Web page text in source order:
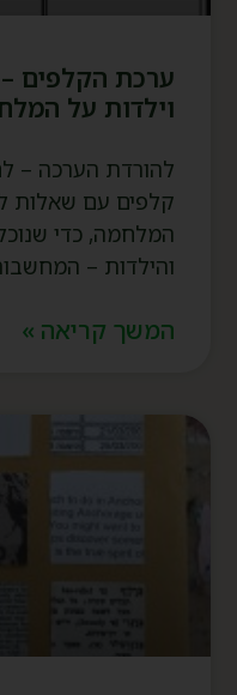
ערכת הקלפים –
וילדות על המלחמה
להורדת הערכה –
קלפים עם שאלות
המלחמה, כדי שנוכל
והילדות – המחשבות,
המשך קריאה »